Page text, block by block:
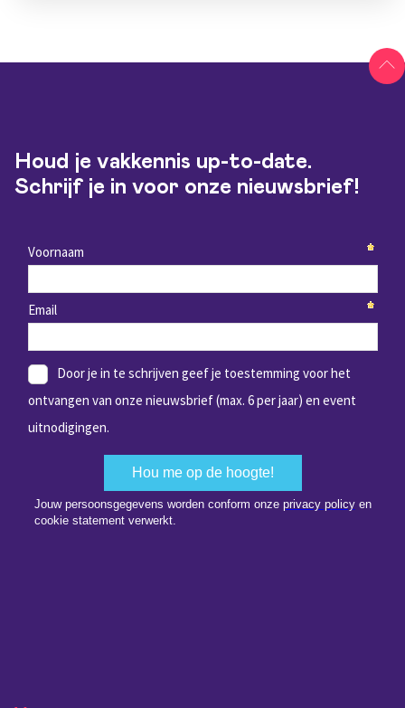
Houd je vakkennis up-to-date.
Schrijf je in voor onze nieuwsbrief!